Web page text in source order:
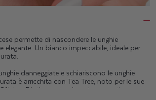
permette di nascondere le unghie
Un bianco impeccabile, ideale per
danneggiate e schiariscono le unghie
è arricchita con Tea Tree, noto per le sue
e Biotina, naturalmente presenti